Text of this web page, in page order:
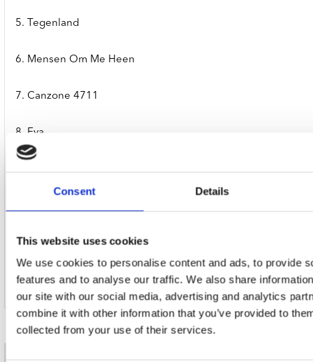
Consent Details
This website uses cookies
We use cookies to personalise content and ads, to provide
features and to analyse our traffic. We also share
our site with our social media, advertising and analytics
combine it with other information that you’ve provided to
collected from your use of their services.
5. Tegenland
6. Mensen Om Me Heen
7. Canzone 4711
8. Eva
11. Glazen Stilte
12. Prikkebeen (Met Elly Nieman En Jolien Damsma)